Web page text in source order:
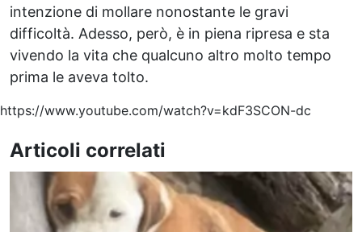
intenzione di mollare nonostante le gravi
difficoltà. Adesso, però, è in piena ripresa e sta
vivendo la vita che qualcuno altro molto tempo
prima le aveva tolto.
https://www.youtube.com/watch?v=kdF3SCON-dc
Articoli correlati